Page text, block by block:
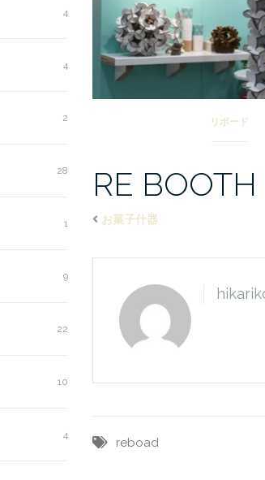
4
4
2
28
1
9
22
10
4
リボード
RE BOOTH
お菓子什器
reboad